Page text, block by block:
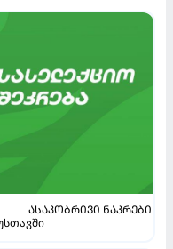
ᲐᲡᲐᲙᲝᲑᲠᲘᲕᲘ ᲜᲐᲙᲠᲔᲑᲘ